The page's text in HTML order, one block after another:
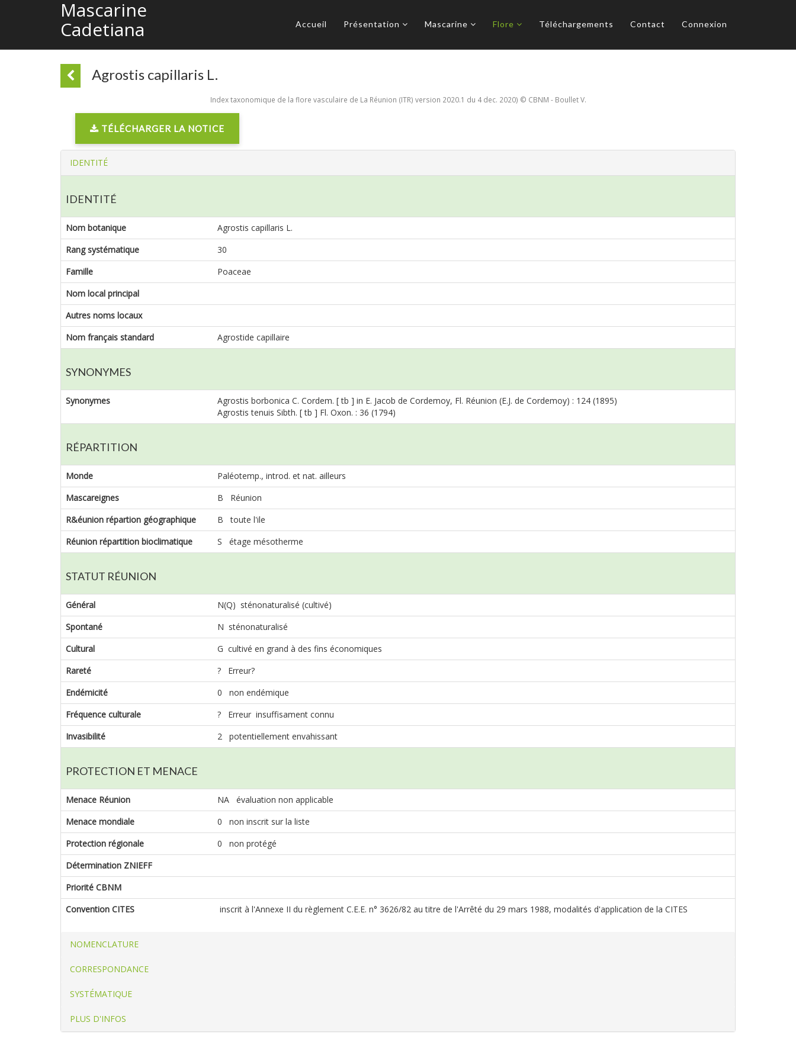
Mascarine
Cadetiana
Accueil Présentation Mascarine Flore Téléchargements Contact Connexion
Agrostis capillaris L.
Index taxonomique de la flore vasculaire de La Réunion (ITR) version 2020.1 du 4 dec. 2020) © CBNM - Boullet V.
TÉLÉCHARGER LA NOTICE
IDENTITÉ
IDENTITÉ
Nom botanique
Agrostis capillaris L.
Rang systématique
30
Famille
Poaceae
Nom local principal
Autres noms locaux
Nom français standard
Agrostide capillaire
SYNONYMES
Synonymes
Agrostis borbonica C. Cordem. [ tb ] in E. Jacob de Cordemoy, Fl. Réunion (E.J. de Cordemoy) : 124 (1895)
Agrostis tenuis Sibth. [ tb ] Fl. Oxon. : 36 (1794)
RÉPARTITION
Monde
Paléotemp., introd. et nat. ailleurs
Mascareignes
B Réunion
R&éunion répartion géographique
B toute l'ile
Réunion répartition bioclimatique
S étage mésotherme
STATUT RÉUNION
Général
N(Q) sténonaturalisé (cultivé)
Spontané
N sténonaturalisé
Cultural
G cultivé en grand à des fins économiques
Rareté
? Erreur?
Endémicité
0 non endémique
Fréquence culturale
? Erreur insuffisament connu
Invasibilité
2 potentiellement envahissant
PROTECTION ET MENACE
Menace Réunion
NA évaluation non applicable
Menace mondiale
0 non inscrit sur la liste
Protection régionale
0 non protégé
Détermination ZNIEFF
Priorité CBNM
Convention CITES
inscrit à l'Annexe II du règlement C.E.E. n° 3626/82 au titre de l'Arrêté du 29 mars 1988, modalités d'application de la CITES
NOMENCLATURE
CORRESPONDANCE
SYSTÉMATIQUE
PLUS D'INFOS